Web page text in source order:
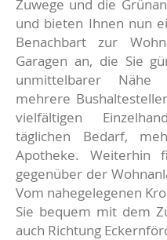
Zuwege und die
und bieten Ihnen nun
Benachbart zur
Garagen an, die Sie
unmittelbarer Nähe
mehrere
vielfältigen
täglichen Bedarf,
Apotheke. Weiterhin
gegenüber der
Vom nahegelegenen
Sie bequem mit dem
auch Richtung